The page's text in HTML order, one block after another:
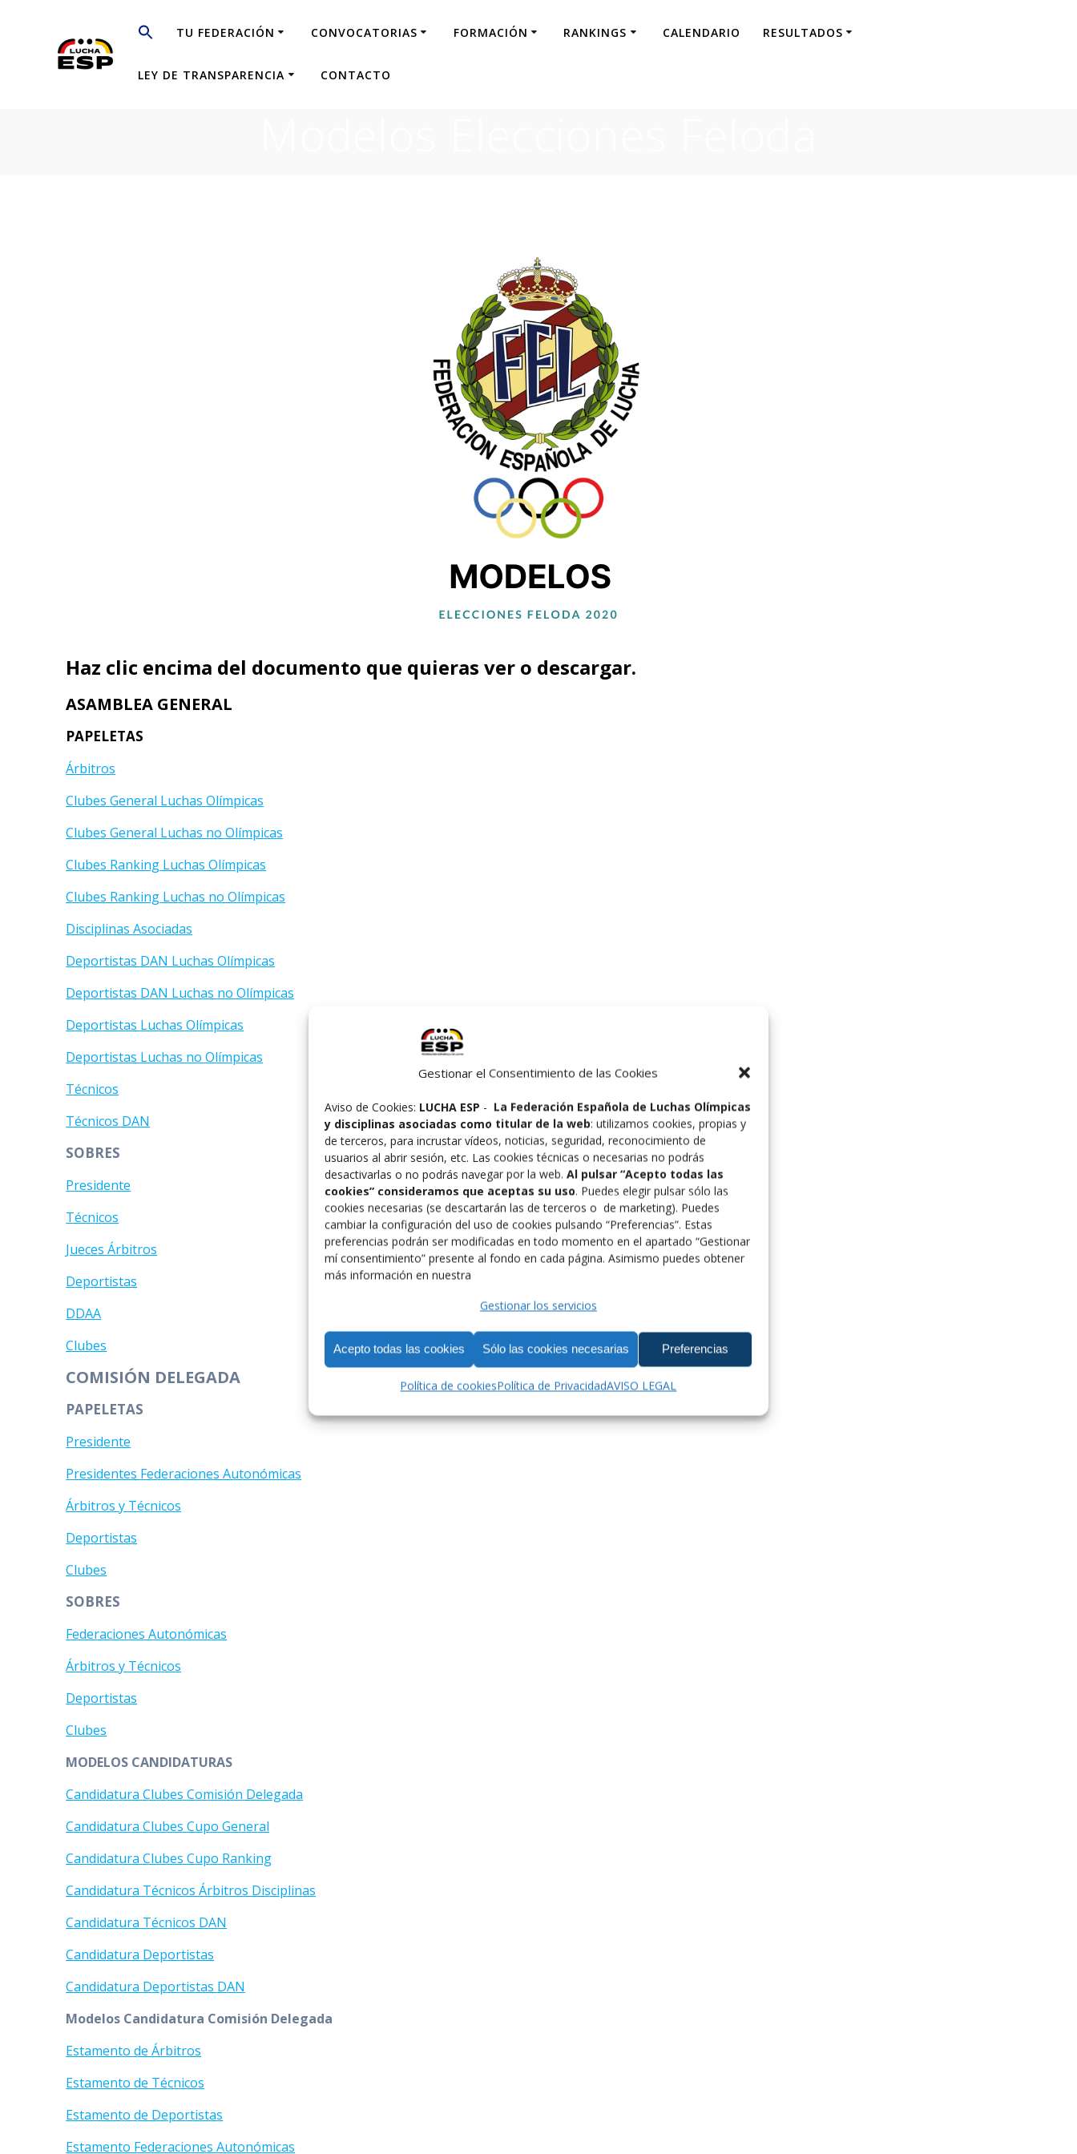
Gestionar el Consentimiento de las Cookies
Aviso de Cookies: LUCHA ESP - La Federación Española de Luchas Olímpicas
y disciplinas asociadas como titular de la web: utilizamos cookies, propias y
de terceros, para incrustar vídeos, noticias, seguridad, reconocimiento de
usuarios al abrir sesión, etc. Las cookies técnicas o necesarias no podrás
desactivarlas o no podrás navegar por la web. Al pulsar “Acepto todas las
cookies” consideramos que aceptas su uso. Puedes elegir pulsar sólo las
cookies necesarias (se descartarán las de terceros o de marketing). Puedes
cambiar la configuración del uso de cookies pulsando “Preferencias”. Estas
preferencias podrán ser modificadas en todo momento en el apartado “Gestionar
mí consentimiento” presente al fondo en cada página. Asimismo puedes obtener
más información en nuestra
Gestionar los servicios
Acepto todas las cookies Sólo las cookies necesarias Preferencias
Política de cookiesPolítica de PrivacidadAVISO LEGAL
contenido
TU FEDERACIÓN CONVOCATORIAS FORMACIÓN RANKINGS CALENDARIO RESULTADOS
LEY DE TRANSPARENCIA CONTACTO
Haz clic encima del documento que quieras ver o descargar.
ASAMBLEA GENERAL
PAPELETAS
Árbitros
Clubes General Luchas Olímpicas
Clubes General Luchas no Olímpicas
Clubes Ranking Luchas Olímpicas
Clubes Ranking Luchas no Olímpicas
Disciplinas Asociadas
Deportistas DAN Luchas Olímpicas
Deportistas DAN Luchas no Olímpicas
Deportistas Luchas Olímpicas
Deportistas Luchas no Olímpicas
Técnicos
Técnicos DAN
SOBRES
Presidente
Técnicos
Jueces Árbitros
Deportistas
DDAA
Clubes
COMISIÓN DELEGADA
PAPELETAS
Presidente
Presidentes Federaciones Autonómicas
Árbitros y Técnicos
Deportistas
Clubes
SOBRES
Federaciones Autonómicas
Árbitros y Técnicos
Deportistas
Clubes
MODELOS CANDIDATURAS
Candidatura Clubes Comisión Delegada
Candidatura Clubes Cupo General
Candidatura Clubes Cupo Ranking
Candidatura Técnicos Árbitros Disciplinas
Candidatura Técnicos DAN
Candidatura Deportistas
Candidatura Deportistas DAN
Modelos Candidatura Comisión Delegada
Estamento de Árbitros
Estamento de Técnicos
Estamento de Deportistas
Estamento Federaciones Autonómicas